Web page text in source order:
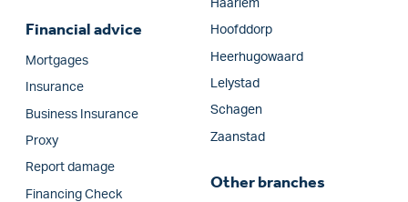
Financial advice
Mortgages
Insurance
Business Insurance
Proxy
Report damage
Financing Check
Haarlem
Hoofddorp
Heerhugowaard
Lelystad
Schagen
Zaanstad
Other branches